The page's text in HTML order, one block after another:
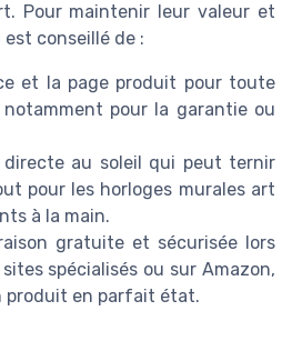
Pour maintenir leur valeur et
est conseillé de :
et la page produit pour toute
pour la garantie ou
directe au soleil qui peut ternir
pour les horloges murales art
à la main.
gratuite et sécurisée lors
spécialisés ou sur Amazon,
produit en parfait état.